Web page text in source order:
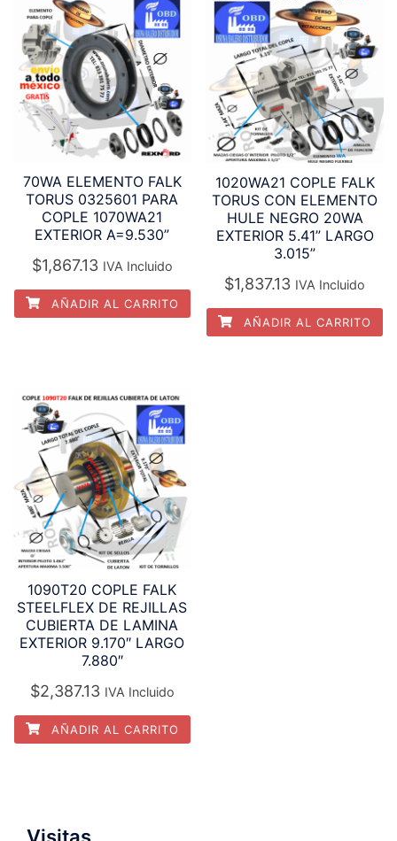
70WA ELEMENTO FALK
TORUS 0325601 PARA
COPLE 1070WA21
EXTERIOR A=9.530”
$1,867.13 IVA Incluido
AÑADIR AL CARRITO
1020WA21 COPLE FALK
TORUS CON ELEMENTO
HULE NEGRO 20WA
EXTERIOR 5.41” LARGO
3.015”
$1,837.13 IVA Incluido
AÑADIR AL CARRITO
1090T20 COPLE FALK
STEELFLEX DE REJILLAS
CUBIERTA DE LAMINA
EXTERIOR 9.170″ LARGO
7.880″
$2,387.13 IVA Incluido
AÑADIR AL CARRITO